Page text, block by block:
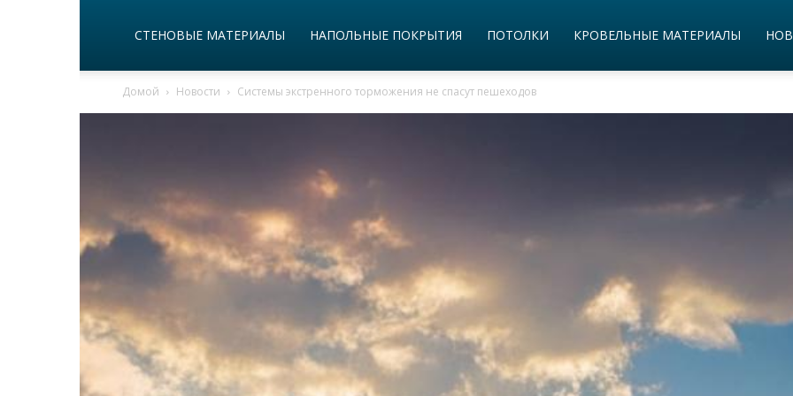
СТЕНОВЫЕ МАТЕРИАЛЫ НАПОЛЬНЫЕ ПОКРЫТИЯ ПОТОЛКИ КРОВЕЛЬНЫЕ МАТЕРИАЛЫ
Домой Новости Системы экстренного торможения не спасут пешеходов